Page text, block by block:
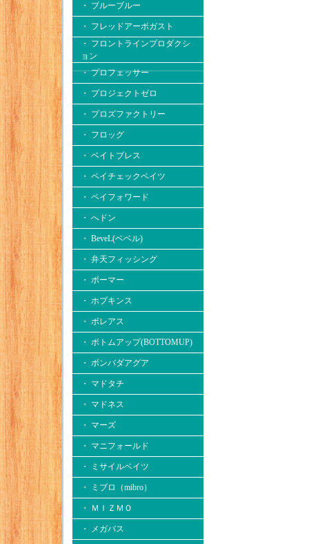
・ ブルーブルー
・ フレッドアーボガスト
・ フロントラインプロダクシ
ョン
・ プロフェッサー
・ プロジェクトゼロ
・ プロズファクトリー
・ フロッグ
・ ベイトブレス
・ ペイチェックベイツ
・ ペイフォワード
・ へドン
・ BeveL(ベベル)
・ 弁天フィッシング
・ ボーマー
・ ホプキンス
・ ボレアス
・ ボトムアップ(BOTTOMUP)
・ ボンバダアグア
・ マドタチ
・ マドネス
・ マーズ
・ マニフォールド
・ ミサイルベイツ
・ ミブロ（mibro）
・ ＭＩＺＭＯ
・ メガバス